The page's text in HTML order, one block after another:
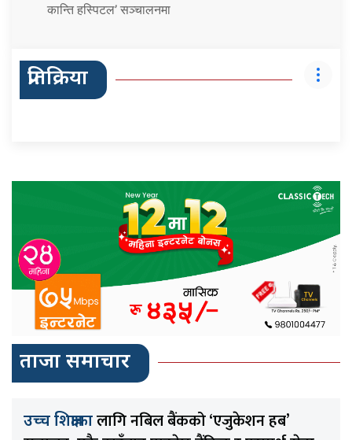
कान्ति हस्पिटल’ सञ्चालनमा
प्रतिक्रिया
ताजा समाचार
उच्च शिक्षाकालागि नबिल बैंकको ‘एजुकेशन हब’